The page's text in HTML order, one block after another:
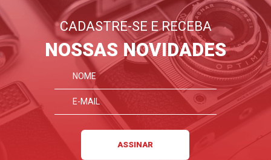
CADASTRE-SE E RECEBA
NOSSAS NOVIDADES